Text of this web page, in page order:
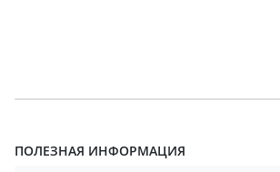
ПОЛЕЗНАЯ ИНФОРМАЦИЯ